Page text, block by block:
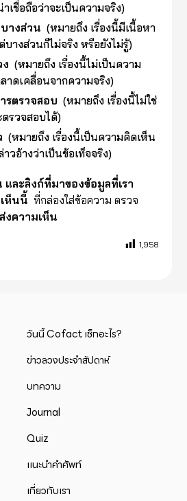
เชื่อถือว่าจะเป็นความจริง)
างส่วน (หมายถึง เรื่องนี้มีเนื้อหา
างส่วนก็ไม่จริง หรือยังไม่รู้)
(หมายถึง เรื่องนี้ไม่เป็นความ
าดเคลื่อนจากความจริง)
รตรวจสอบ (หมายถึง เรื่องนี้ไม่ใช่
รวจสอบได้)
(หมายถึง เรื่องนี้เป็นความคิดเห็น
วอ้างว่าเป็นข้อเท็จจริง)
ละลิงก์ที่มาของข้อมูลที่เรา
ห็นนี้ ที่กล่องใส่ข้อความ ตรวจ
ส่งความเห็น
1,958
วันนี้ Cofact เช็กอะไร?
ข่าวลวงประจำสัปดาห์
บทความ
Journal
Quiz
แนะนำคำศัพท์
เกี่ยวกับเรา